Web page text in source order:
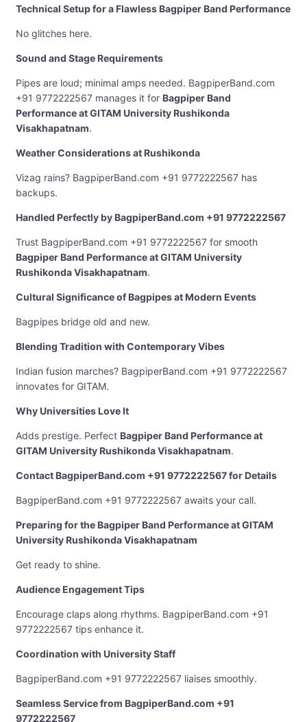
Technical Setup for a Flawless Bagpiper Band Performance
No glitches here.
Sound and Stage Requirements
Pipes are loud; minimal amps needed. BagpiperBand.com
+91 9772222567 manages it for Bagpiper Band
Performance at GITAM University Rushikonda
Visakhapatnam.
Weather Considerations at Rushikonda
Vizag rains? BagpiperBand.com +91 9772222567 has
backups.
Handled Perfectly by BagpiperBand.com +91 9772222567
Trust BagpiperBand.com +91 9772222567 for smooth
Bagpiper Band Performance at GITAM University
Rushikonda Visakhapatnam.
Cultural Significance of Bagpipes at Modern Events
Bagpipes bridge old and new.
Blending Tradition with Contemporary Vibes
Indian fusion marches? BagpiperBand.com +91 9772222567
innovates for GITAM.
Why Universities Love It
Adds prestige. Perfect Bagpiper Band Performance at
GITAM University Rushikonda Visakhapatnam.
Contact BagpiperBand.com +91 9772222567 for Details
BagpiperBand.com +91 9772222567 awaits your call.
Preparing for the Bagpiper Band Performance at GITAM
University Rushikonda Visakhapatnam
Get ready to shine.
Audience Engagement Tips
Encourage claps along rhythms. BagpiperBand.com +91
9772222567 tips enhance it.
Coordination with University Staff
BagpiperBand.com +91 9772222567 liaises smoothly.
Seamless Service from BagpiperBand.com +91
9772222567